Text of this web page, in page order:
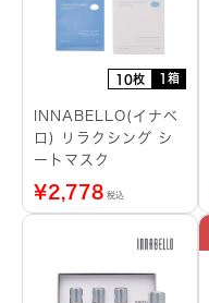
10枚 1箱
INNABELLO(イナベ
ロ) リラクシング シ
ートマスク
¥2,778 税込